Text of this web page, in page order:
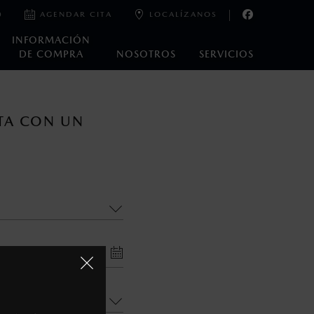
INFORMACIÓN
DE COMPRA
NOSOTROS SERVICIOS
AGENDAR CITA LOCALÍZANOS
CON UNMazda de México, se reserva el derecho de